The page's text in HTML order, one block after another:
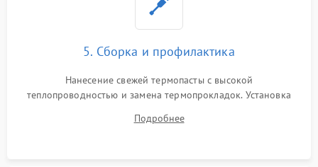
5. Сборка и профилактика
Нанесение свежей термопасты с высокой
теплопроводностью и замена термопрокладок. Установка
шлейфов, модулей памяти и накопителей. Предварительная
Подробнее